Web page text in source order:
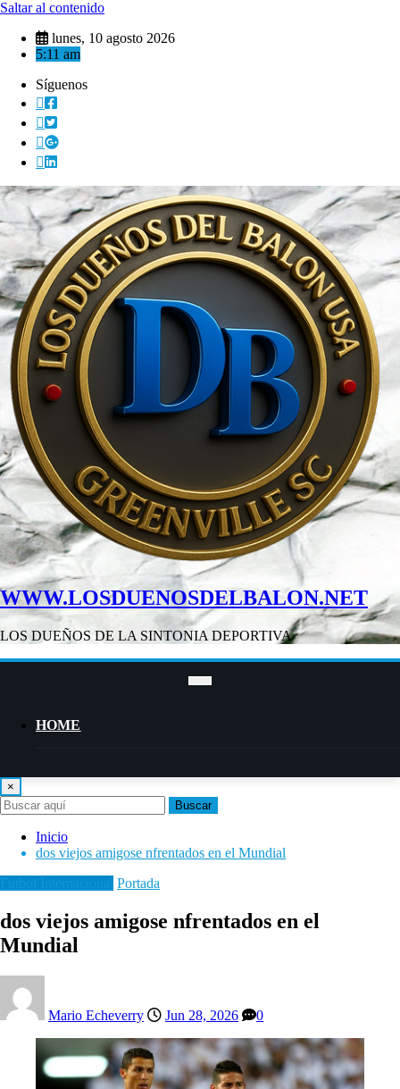
Saltar al contenido
lunes, 10 agosto 2026
5:11 am
Síguenos
WWW.LOSDUENOSDELBALON.NET
LOS DUEÑOS DE LA SINTONIA DEPORTIVA
HOME
×
Buscar
Inicio
dos viejos amigose nfrentados en el Mundial
Portada
dos viejos amigose nfrentados en el
Mundial
Mario Echeverry Jun 28, 2026 0